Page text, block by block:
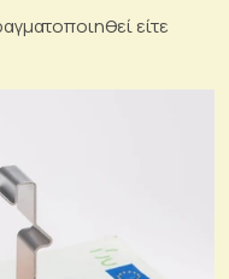
είτε